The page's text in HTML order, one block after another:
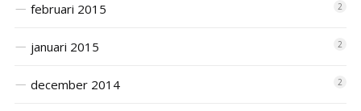
februari 2015 2
januari 2015 2
december 2014 2